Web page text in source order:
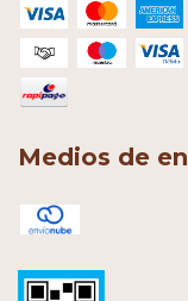
Medios de